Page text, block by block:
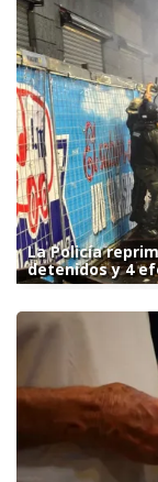
La Policía
detenidos y 4